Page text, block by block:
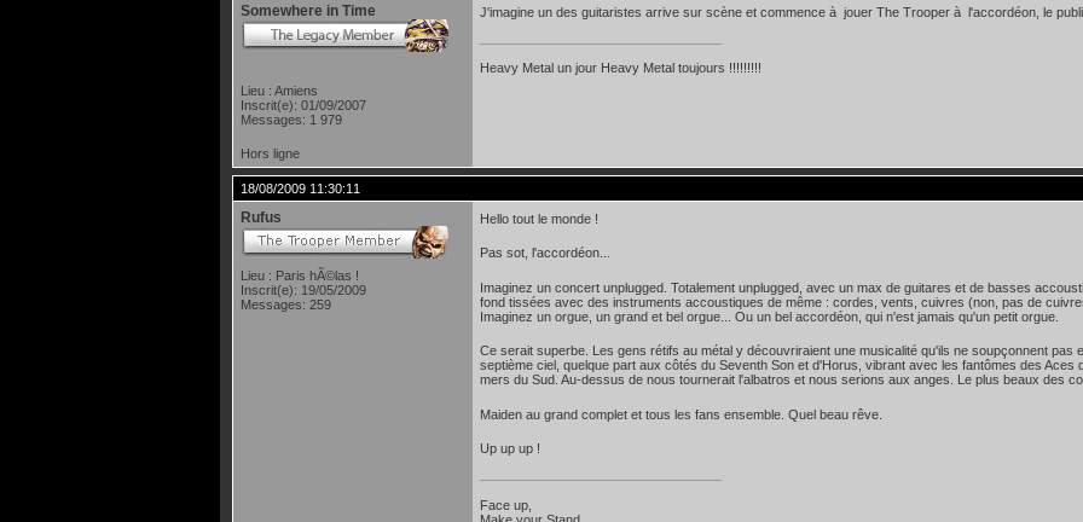
Somewhere in Time
Lieu : Amiens
Inscrit(e): 01/09/2007
Messages: 1 979
J'imagine un des guitaristes arrive sur scène et commence à jouer The Trooper à l'accordéon, le
Heavy Metal un jour Heavy Metal toujours !!!!!!!!!
Hors ligne
18/08/2009 11:30:11
Rufus
Lieu : Paris hÃ©las !
Inscrit(e): 19/05/2009
Messages: 259
Hello tout le monde !
Pas sot, l'accordéon...
Imaginez un concert unplugged. Totalement unplugged, avec un max de guitares et de basses
fond tissées avec des instruments accoustiques de même : cordes, vents, cuivres (non, pas de
Imaginez un orgue, un grand et bel orgue... Ou un bel accordéon, qui n'est jamais qu'un petit orgue.
Ce serait superbe. Les gens rétifs au métal y découvriraient une musicalité qu'ils ne soupçonnent pas
septième ciel, quelque part aux côtés du Seventh Son et d'Horus, vibrant avec les fantômes des
mers du Sud. Au-dessus de nous tournerait l'albatros et nous serions aux anges. Le plus beaux des
Maiden au grand complet et tous les fans ensemble. Quel beau rêve.
Up up up !
Face up,